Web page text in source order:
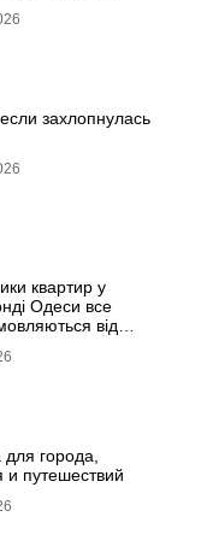
захлопнулась
квартир у
Одеси все
від
города,
и путешествий